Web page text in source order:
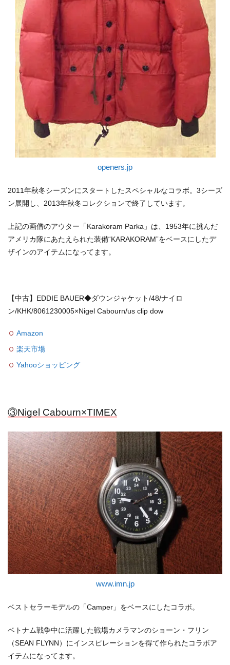
openers.jp
2011年秋冬シーズンにスタートしたスペシャルなコラボ。3シーズ
ン展開し、2013年秋冬コレクションで終了しています。
上記の画僧のアウター「Karakoram Parka」は、1953年に挑んだ
アメリカ隊にあたえられた装備“KARAKORAM”をベースにしたデ
ザインのアイテムになってます。
【中古】EDDIE BAUER◆ダウンジャケット/48/ナイロ
ン/KHK/8061230005×Nigel Cabourn/us clip dow
Amazon
楽天市場
Yahooショッピング
③Nigel Cabourn×TIMEX
www.imn.jp
ベストセラーモデルの「Camper」をベースにしたコラボ。
ベトナム戦争中に活躍した戦場カメラマンのショーン・フリン
（SEAN FLYNN）にインスピレーションを得て作られたコラボア
イテムになってます。